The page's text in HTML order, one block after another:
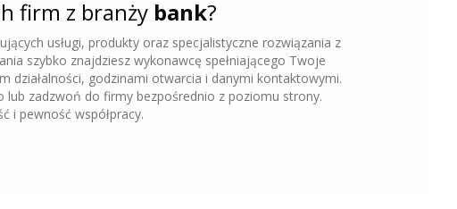
firm z branży bank?
usługi, produkty oraz specjalistyczne rozwiązania z
szybko znajdziesz wykonawcę spełniającego Twoje
działalności, godzinami otwarcia i danymi kontaktowymi.
zadzwoń do firmy bezpośrednio z poziomu strony.
i pewność współpracy.